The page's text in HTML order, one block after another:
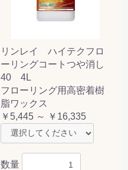
リンレイ ハイテクフロ
ーリングコートつや消し
40 4L
フローリング用高密着樹
脂ワックス
￥5,445 ～ ￥16,335
数量